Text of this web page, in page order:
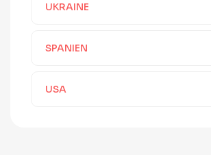
UKRAINE
SPANIEN
USA